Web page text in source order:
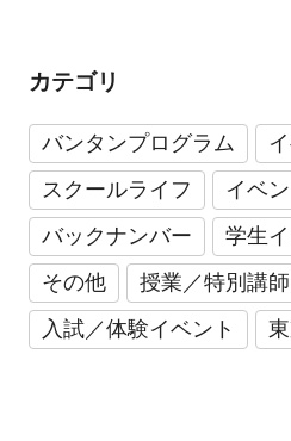
カテゴリ
バンタンプログラム
スクールライフ
イベン
バックナンバー
学生
その他
授業／特別講
入試／体験イベント